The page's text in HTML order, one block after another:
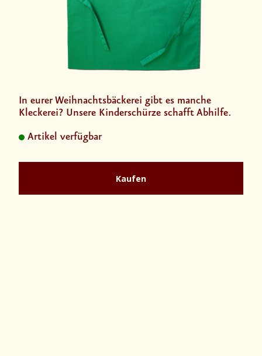
In eurer Weihnachtsbäckerei gibt es manche
Kleckerei? Unsere Kinderschürze schafft Abhilfe.
Artikel verfügbar
Kaufen